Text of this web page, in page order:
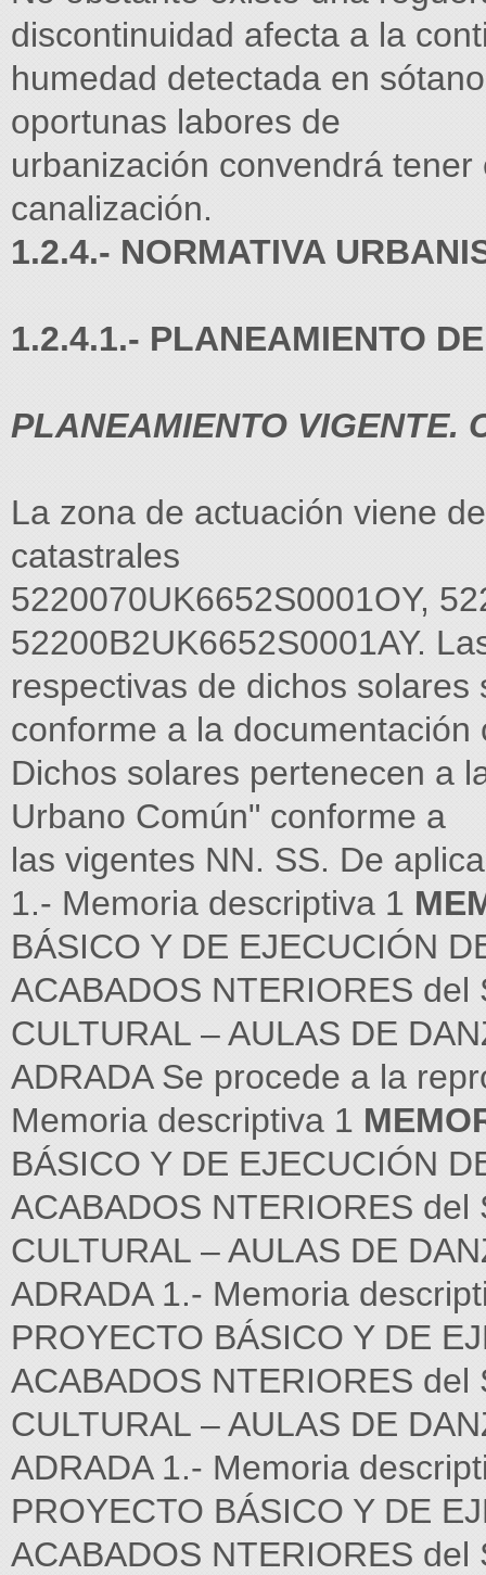
discontinuidad afecta a la
humedad detectada en
oportunas labores de
urbanización convendrá
canalización.
1.2.4.- NORMATIVA
1.2.4.1.- PLANEAMIENTO
PLANEAMIENTO VIGENTE.
La zona de actuación viene
catastrales
5220070UK6652S0001OY,
52200B2UK6652S0001AY.
respectivas de dichos
conforme a la documentación
Dichos solares pertenecen a
Urbano Común" conforme a
las vigentes NN. SS. De
1.- Memoria descriptiva 1
BÁSICO Y DE EJECUCIÓN
ACABADOS NTERIORES
CULTURAL – AULAS DE
ADRADA Se procede a la
Memoria descriptiva 1
BÁSICO Y DE EJECUCIÓN
ACABADOS NTERIORES
CULTURAL – AULAS DE
ADRADA 1.- Memoria
PROYECTO BÁSICO Y DE
ACABADOS NTERIORES
CULTURAL – AULAS DE
ADRADA 1.- Memoria
PROYECTO BÁSICO Y DE
ACABADOS NTERIORES